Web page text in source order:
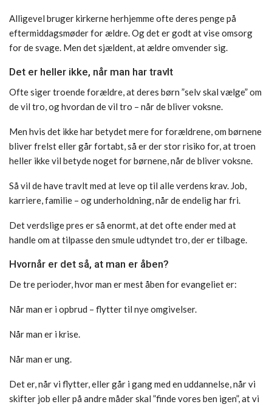
Alligevel bruger kirkerne herhjemme ofte deres penge på
eftermiddagsmøder for ældre. Og det er godt at vise omsorg
for de svage. Men det sjældent, at ældre omvender sig.
Det er heller ikke, når man har travlt
Ofte siger troende forældre, at deres børn ”selv skal vælge” om
de vil tro, og hvordan de vil tro – når de bliver voksne.
Men hvis det ikke har betydet mere for forældrene, om børnene
bliver frelst eller går fortabt, så er der stor risiko for, at troen
heller ikke vil betyde noget for børnene, når de bliver voksne.
Så vil de have travlt med at leve op til alle verdens krav. Job,
karriere, familie – og underholdning, når de endelig har fri.
Det verdslige pres er så enormt, at det ofte ender med at
handle om at tilpasse den smule udtyndet tro, der er tilbage.
Hvornår er det så, at man er åben?
De tre perioder, hvor man er mest åben for evangeliet er:
Når man er i opbrud – flytter til nye omgivelser.
Når man er i krise.
Når man er ung.
Det er, når vi flytter, eller går i gang med en uddannelse, når vi
skifter job eller på andre måder skal ”finde vores ben igen”, at vi